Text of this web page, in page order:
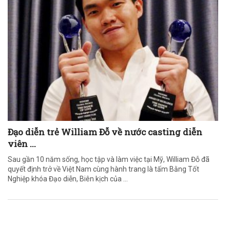
Đạo diễn trẻ William Đỗ về nước casting diễn
viên ...
Sau gần 10 năm sống, học tập và làm việc tại Mỹ, William Đỗ đã
quyết định trở về Việt Nam cùng hành trang là tấm Bằng Tốt
Nghiệp khóa Đạo diễn, Biên kịch của ...